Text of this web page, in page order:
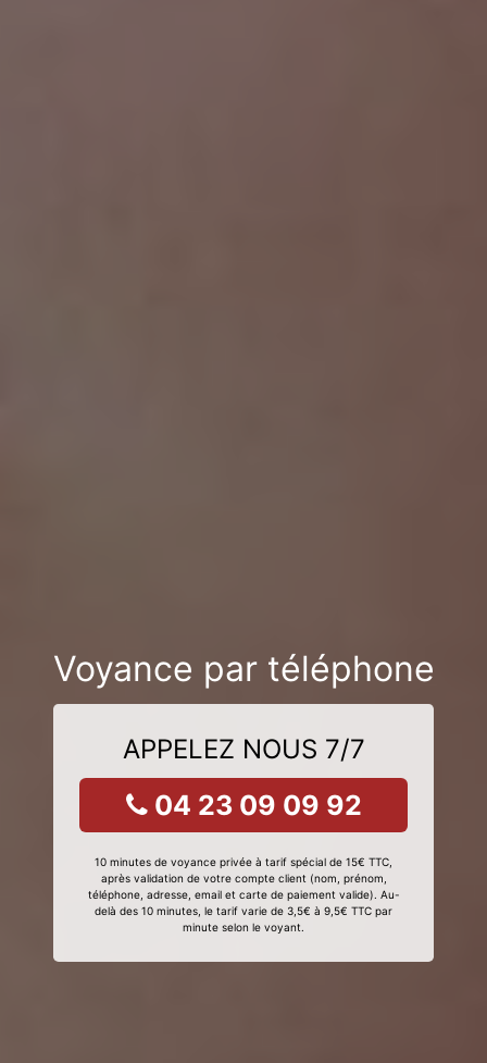
Voyance par téléphone
APPELEZ NOUS 7/7
04 23 09 09 92
10 minutes de voyance privée à tarif spécial de 15€ TTC,
après validation de votre compte client (nom, prénom,
téléphone, adresse, email et carte de paiement valide). Au-
delà des 10 minutes, le tarif varie de 3,5€ à 9,5€ TTC par
minute selon le voyant.